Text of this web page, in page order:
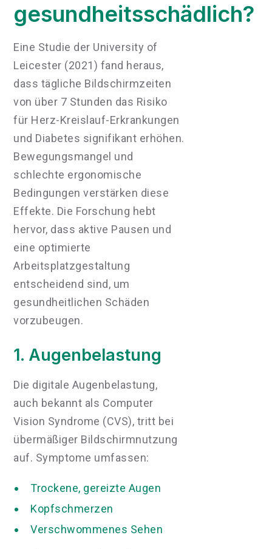
gesundheitsschädlich?
Eine Studie der University of
Leicester (2021) fand heraus,
dass tägliche Bildschirmzeiten
von über 7 Stunden das Risiko
für Herz-Kreislauf-Erkrankungen
und Diabetes signifikant erhöhen.
Bewegungsmangel und
schlechte ergonomische
Bedingungen verstärken diese
Effekte. Die Forschung hebt
hervor, dass aktive Pausen und
eine optimierte
Arbeitsplatzgestaltung
entscheidend sind, um
gesundheitlichen Schäden
vorzubeugen.
1. Augenbelastung
Die digitale Augenbelastung,
auch bekannt als Computer
Vision Syndrome (CVS), tritt bei
übermäßiger Bildschirmnutzung
auf. Symptome umfassen:
Trockene, gereizte Augen
Kopfschmerzen
Verschwommenes Sehen